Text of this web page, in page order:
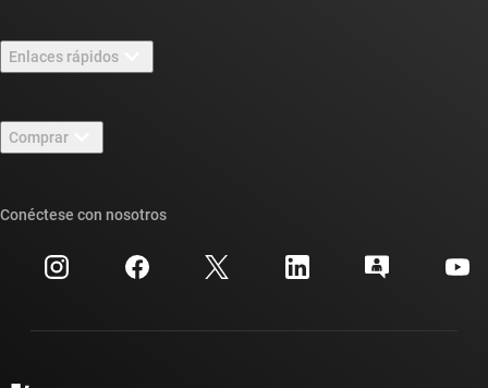
Carreras laborales
Sala de redacción
Eventos
Relaciones con los inversionistas
Enlaces rápidos
Foros de soporte de diseño de TI E2E™
Búsqueda de referencias cruzadas
Centro de atención al cliente
Comprar
Preguntas frecuentes sobre pedidos
Conéctese con nosotros